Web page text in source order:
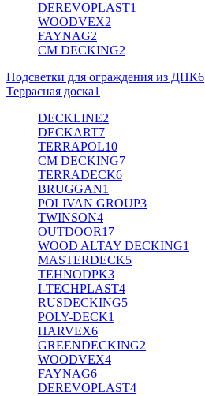
DEREVOPLAST1
WOODVEX2
FAYNAG2
CM DECKING2
Подсветки для ограждения из ДПК6
Террасная доска1
DECKLINE2
DECKART7
TERRAPOL10
CM DECKING7
TERRADECK6
BRUGGAN1
POLIVAN GROUP3
TWINSON4
OUTDOOR17
WOOD ALTAY DECKING1
MASTERDECK5
TEHNODPK3
I-TECHPLAST4
RUSDECKING5
POLY-DECK1
HARVEX6
GREENDECKING2
WOODVEX4
FAYNAG6
DEREVOPLAST4